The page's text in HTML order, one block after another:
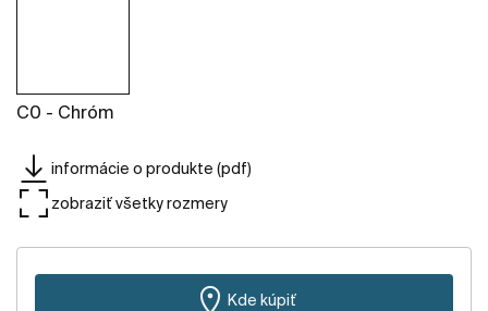
C0 - Chróm
informácie o produkte (pdf)
zobraziť všetky rozmery
Kde kúpiť